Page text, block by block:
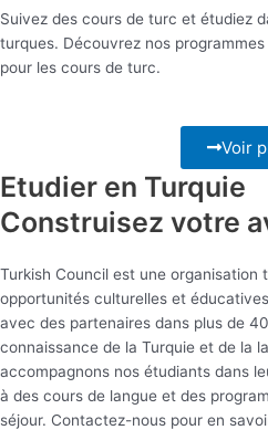
Suivez des cours de turc et étudiez
turques. Découvrez nos
pour les cours de turc.
Voir
Etudier en Turquie
Construisez votre
Turkish Council est une organisation
opportunités culturelles et
avec des partenaires dans plus de
connaissance de la Turquie et de la
accompagnons nos étudiants dans
à des cours de langue et des
séjour. Contactez-nous pour en